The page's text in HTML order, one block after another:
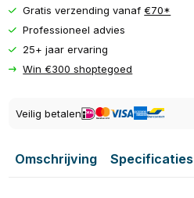
Gratis verzending vanaf€70*
Professioneel advies
25+ jaar ervaring
Win €300 shoptegoed
Veilig betalen
Omschrijving Specificaties